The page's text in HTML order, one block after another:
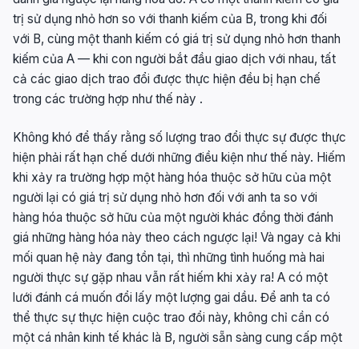
trị sử dụng nhỏ hơn so với thanh kiếm của B, trong khi đối
với B, cùng một thanh kiếm có giá trị sử dụng nhỏ hơn thanh
kiếm của A — khi con người bắt đầu giao dịch với nhau, tất
cả các giao dịch trao đổi được thực hiện đều bị hạn chế
trong các trường hợp như thế này .
Không khó để thấy rằng số lượng trao đổi thực sự được thực
hiện phải rất hạn chế dưới những điều kiện như thế này. Hiếm
khi xảy ra trường hợp một hàng hóa thuộc sở hữu của một
người lại có giá trị sử dụng nhỏ hơn đối với anh ta so với
hàng hóa thuộc sở hữu của một người khác đồng thời đánh
giá những hàng hóa này theo cách ngược lại! Và ngay cả khi
mối quan hệ này đang tồn tại, thì những tình huống mà hai
người thực sự gặp nhau vẫn rất hiếm khi xảy ra! A có một
lưới đánh cá muốn đổi lấy một lượng gai dầu. Để anh ta có
thể thực sự thực hiện cuộc trao đổi này, không chỉ cần có
một cá nhân kinh tế khác là B, người sẵn sàng cung cấp một